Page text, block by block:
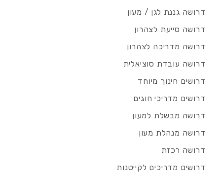
דרושה גננת לגן / מעון
דרושה סייעת לצהרון
דרושה מדריכה לצהרון
דרושה עובדת סוציאלית
דרושים חינוך מיוחד
דרושים מדריכי חוגים
דרושה מבשלת למעון
דרושה מנהלת מעון
דרושה רכזת
דרושים מדריכים לקייטנות